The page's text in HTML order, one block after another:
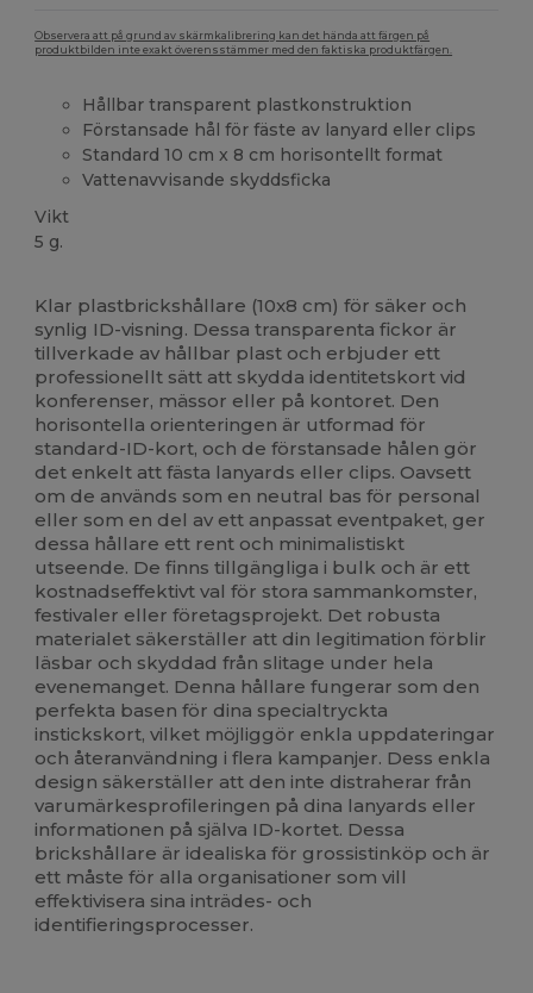
Observera att på grund av skärmkalibrering kan det hända att färgen på
produktbilden inte exakt överensstämmer med den faktiska produktfärgen.
Hållbar transparent plastkonstruktion
Förstansade hål för fäste av lanyard eller clips
Standard 10 cm x 8 cm horisontellt format
Vattenavvisande skyddsficka
Vikt
5 g.
Klar plastbrickshållare (10x8 cm) för säker och
synlig ID-visning. Dessa transparenta fickor är
tillverkade av hållbar plast och erbjuder ett
professionellt sätt att skydda identitetskort vid
konferenser, mässor eller på kontoret. Den
horisontella orienteringen är utformad för
standard-ID-kort, och de förstansade hålen gör
det enkelt att fästa lanyards eller clips. Oavsett
om de används som en neutral bas för personal
eller som en del av ett anpassat eventpaket, ger
dessa hållare ett rent och minimalistiskt
utseende. De finns tillgängliga i bulk och är ett
kostnadseffektivt val för stora sammankomster,
festivaler eller företagsprojekt. Det robusta
materialet säkerställer att din legitimation förblir
läsbar och skyddad från slitage under hela
evenemanget. Denna hållare fungerar som den
perfekta basen för dina specialtryckta
instickskort, vilket möjliggör enkla uppdateringar
och återanvändning i flera kampanjer. Dess enkla
design säkerställer att den inte distraherar från
varumärkesprofileringen på dina lanyards eller
informationen på själva ID-kortet. Dessa
brickshållare är idealiska för grossistinköp och är
ett måste för alla organisationer som vill
effektivisera sina inträdes- och
identifieringsprocesser.